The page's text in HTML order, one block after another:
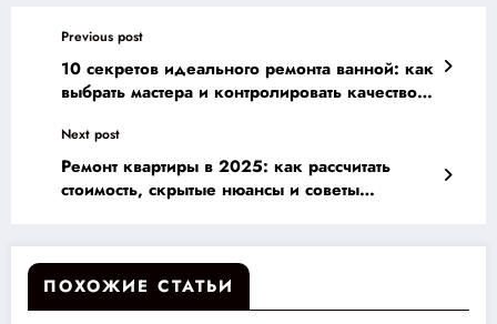
Previous post
10 секретов идеального ремонта ванной: как
выбрать мастера и контролировать качество
Next post
Ремонт квартиры в 2025: как рассчитать
стоимость, скрытые нюансы и советы
ПОХОЖИЕ СТАТЬИ